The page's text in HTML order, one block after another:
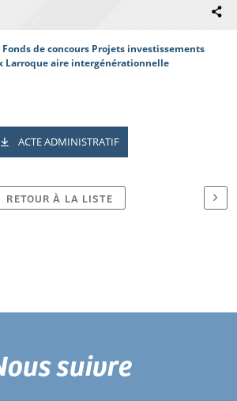
Fonds de concours Projets investissements
Larroque aire intergénérationnelle
ACTE ADMINISTRATIF
RETOUR À LA LISTE
suivre